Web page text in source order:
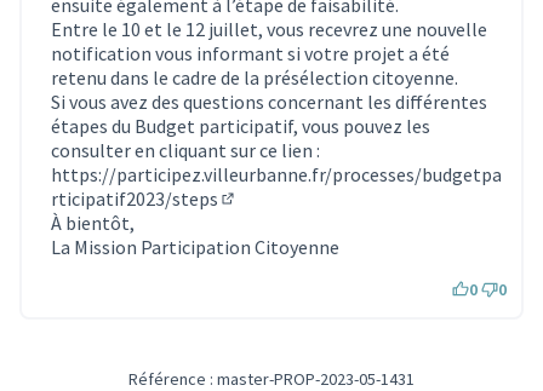
Entre le 10 et le 12 juillet, vous recevrez une nouvelle
notification vous informant si votre projet a été
retenu dans le cadre de la présélection citoyenne.
Si vous avez des questions concernant les différentes
étapes du Budget participatif, vous pouvez les
consulter en cliquant sur ce lien :
https://participez.villeurbanne.fr/processes/budgetpa
rticipatif2023/steps
À bientôt,
La Mission Participation Citoyenne
0 0
Référence : master-PROP-2023-05-1431